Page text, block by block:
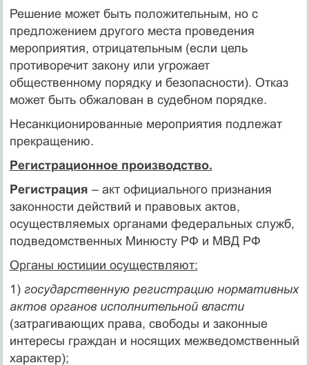
Решение может быть положительным, но с
предложением другого места проведения
мероприятия, отрицательным (если цель
противоречит закону или угрожает
общественному порядку и безопасности). Отказ
может быть обжалован в судебном порядке.
Несанкционированные мероприятия подлежат
прекращению.
Регистрационное производство.
Регистрация – акт официального признания
законности действий и правовых актов,
осуществляемых органами федеральных служб,
подведомственных Минюсту РФ и МВД РФ
Органы юстиции осуществляют:
1) государственную регистрацию нормативных
актов органов исполнительной власти
(затрагивающих права, свободы и законные
интересы граждан и носящих межведомственный
характер);